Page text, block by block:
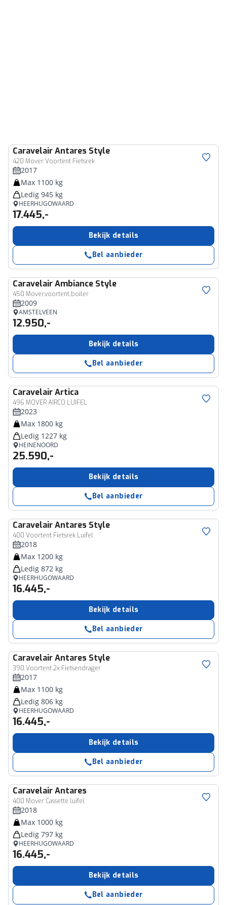
CaravelairAntares Style
420 Mover Voortent Fietsrek
2017
Max 1100 kg
Ledig 945 kg
HEERHUGOWAARD
17.445,-
Bekijk details
Bel aanbieder
CaravelairAmbiance Style
450 Mover,voortent,boiler
2009
AMSTELVEEN
12.950,-
Bekijk details
Bel aanbieder
CaravelairArtica
496 MOVER AIRCO LUIFEL
2023
Max 1800 kg
Ledig 1227 kg
HEINENOORD
25.590,-
Bekijk details
Bel aanbieder
CaravelairAntares Style
400 Voortent Fietsrek Luifel
2018
Max 1200 kg
Ledig 872 kg
HEERHUGOWAARD
16.445,-
Bekijk details
Bel aanbieder
CaravelairAntares Style
390 Voortent 2x Fietsendrager
2017
Max 1100 kg
Ledig 806 kg
HEERHUGOWAARD
16.445,-
Bekijk details
Bel aanbieder
CaravelairAntares
400 Mover Cassette luifel
2018
Max 1000 kg
Ledig 797 kg
HEERHUGOWAARD
16.445,-
Bekijk details
Bel aanbieder